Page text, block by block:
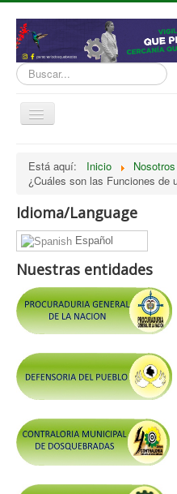
Buscar...
Cambiar
Normatividad
Nosotros
Presupuesto
Politicas, Planes, Proyectos
Tramites y Servicios
Contratación
Control y Rendición de
Grupos De Interés
Gestión Seguridad y Salud en
Mesa de Victimas
Correo
Está aquí: Inicio Nosotros
¿Cuáles son las Funciones de
Idioma/Language
Español
Nuestras entidades